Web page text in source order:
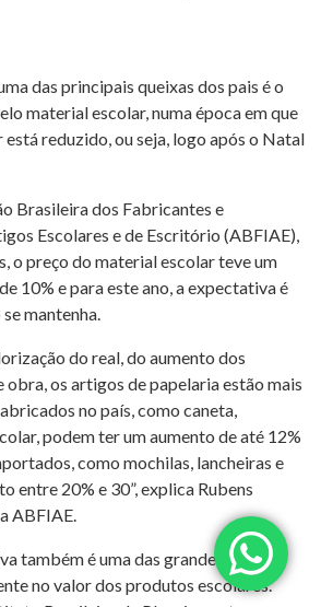
das principais queixas dos pais é o
material escolar, numa época em que
reduzido, ou seja, logo após o Natal
Brasileira dos Fabricantes e
Escolares e de Escritório (ABFIAE),
o preço do material escolar teve um
10% e para este ano, a expectativa é
mantenha.
do real, do aumento dos
obra, os artigos de papelaria estão mais
no país, como caneta,
podem ter um aumento de até 12%
como mochilas, lancheiras e
entre 20% e 30”, explica Rubens
ABFIAE.
também é uma das grandes vilãs e
no valor dos produtos escolares.